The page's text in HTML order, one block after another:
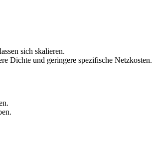
sich skalieren.
Dichte und geringere spezifische Netzkosten.